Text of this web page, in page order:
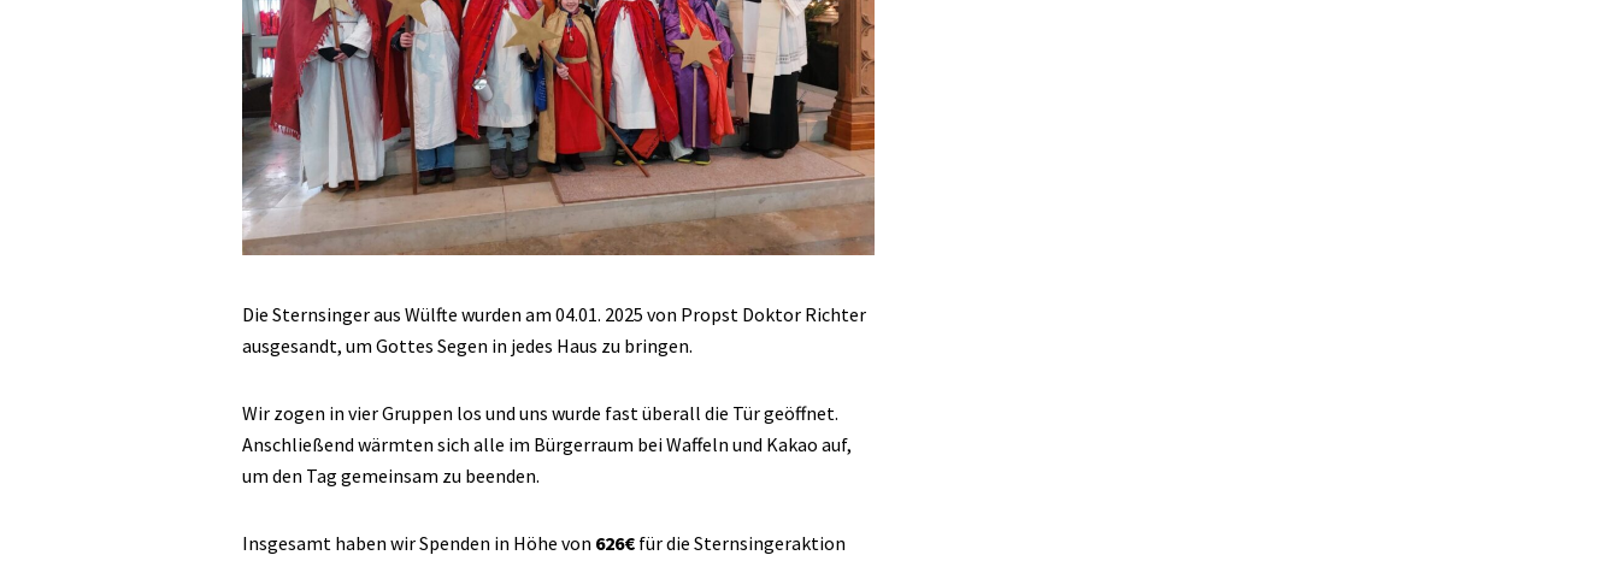
Die Sternsinger aus Wülfte wurden am 04.01. 2025 von Propst Doktor Richter
ausgesandt, um Gottes Segen in jedes Haus zu bringen.
Wir zogen in vier Gruppen los und uns wurde fast überall die Tür geöffnet.
Anschließend wärmten sich alle im Bürgerraum bei Waffeln und Kakao auf,
um den Tag gemeinsam zu beenden.
Insgesamt haben wir Spenden in Höhe von 626€für die Sternsingeraktion